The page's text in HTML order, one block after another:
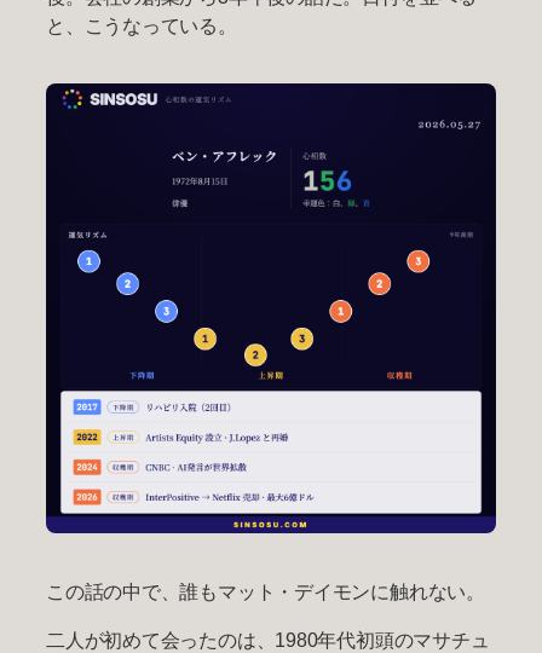
と、こうなっている。
この話の中で、誰もマット・デイモンに触れない。
二人が初めて会ったのは、1980年代初頭のマサチュ